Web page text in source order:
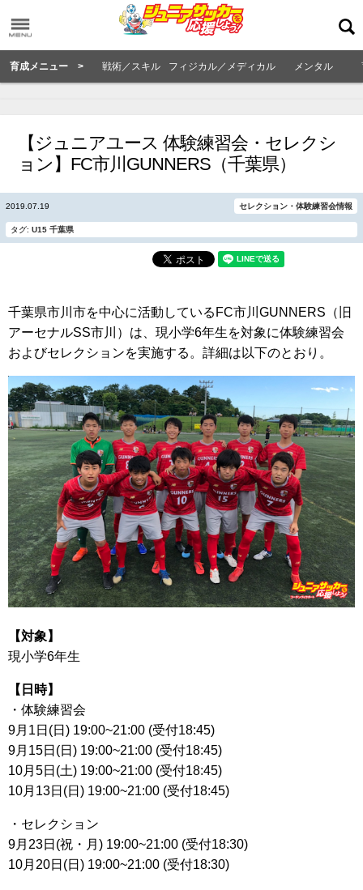
育成メニュー > 戦術／スキル フィジカル／メディカル メンタル
【ジュニアユース 体験練習会・セレクシ
ョン】FC市川GUNNERS（千葉県）
2019.07.19 セレクション・体験練習会情報
タグ: U15 千葉県
千葉県市川市を中心に活動しているFC市川GUNNERS（旧
アーセナルSS市川）は、現小学6年生を対象に体験練習会
およびセレクションを実施する。詳細は以下のとおり。
【対象】
現小学6年生
【日時】
・体験練習会
9月1日(日) 19:00~21:00 (受付18:45)
9月15日(日) 19:00~21:00 (受付18:45)
10月5日(土) 19:00~21:00 (受付18:45)
10月13日(日) 19:00~21:00 (受付18:45)
・セレクション
9月23日(祝・月) 19:00~21:00 (受付18:30)
10月20日(日) 19:00~21:00 (受付18:30)